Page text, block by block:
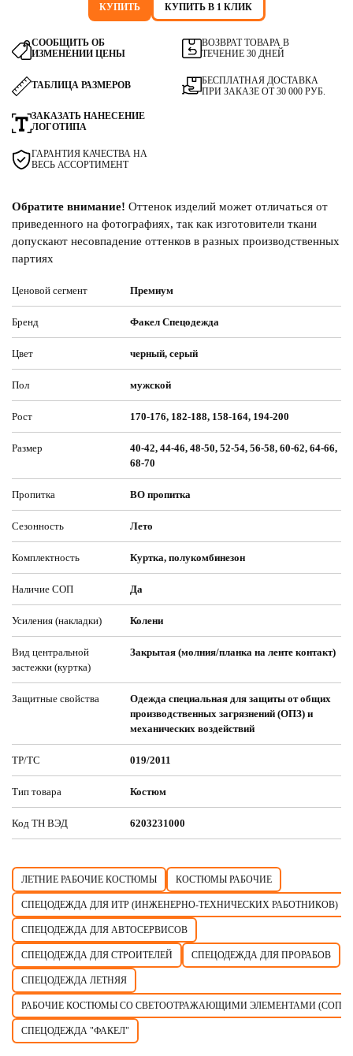
КУПИТЬ
КУПИТЬ В 1 КЛИК
СООБЩИТЬ ОБ
ИЗМЕНЕНИИ ЦЕНЫ
ВОЗВРАТ ТОВАРА В
ТЕЧЕНИЕ 30 ДНЕЙ
ТАБЛИЦА РАЗМЕРОВ
ЗАКАЗАТЬ НАНЕСЕНИЕ
ЛОГОТИПА
ГАРАНТИЯ КАЧЕСТВА НА
ВЕСЬ АССОРТИМЕНТ
БЕСПЛАТНАЯ ДОСТАВКА
ПРИ ЗАКАЗЕ ОТ 30 000 РУБ.
Обратите внимание! Оттенок изделий может отличаться от
приведенного на фотографиях, так как изготовители ткани
допускают несовпадение оттенков в разных производственных
партиях
Ценовой сегмент Премиум
Бренд Факел Спецодежда
Цвет черный, серый
Пол мужской
Рост 170-176, 182-188, 158-164, 194-200
Размер
40-42, 44-46, 48-50, 52-54, 56-58, 60-62, 64-66,
68-70
Пропитка ВО пропитка
Сезонность Лето
Комплектность Куртка, полукомбинезон
Наличие СОП Да
Усиления (накладки) Колени
Вид центральной
застежки (куртка)
Закрытая (молния/планка на ленте контакт)
Защитные свойства
Одежда специальная для защиты от общих
производственных загрязнений (ОПЗ) и
механических воздействий
ТР/ТС 019/2011
Тип товара Костюм
Код ТН ВЭД 6203231000
ЛЕТНИЕ РАБОЧИЕ КОСТЮМЫ КОСТЮМЫ РАБОЧИЕ
СПЕЦОДЕЖДА ДЛЯ ИТР (ИНЖЕНЕРНО-ТЕХНИЧЕСКИХ РАБОТНИКОВ)
СПЕЦОДЕЖДА ДЛЯ АВТОСЕРВИСОВ
СПЕЦОДЕЖДА ДЛЯ СТРОИТЕЛЕЙ СПЕЦОДЕЖДА ДЛЯ ПРОРАБОВ
СПЕЦОДЕЖДА ЛЕТНЯЯ
РАБОЧИЕ КОСТЮМЫ СО СВЕТООТРАЖАЮЩИМИ ЭЛЕМЕНТАМИ (СОП)
СПЕЦОДЕЖДА "ФАКЕЛ"